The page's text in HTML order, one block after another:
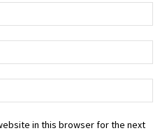
in this browser for the next